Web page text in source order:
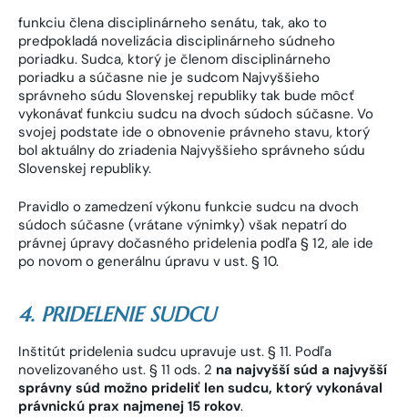
funkciu člena disciplinárneho senátu, tak, ako to
predpokladá novelizácia disciplinárneho súdneho
poriadku. Sudca, ktorý je členom disciplinárneho
poriadku a súčasne nie je sudcom Najvyššieho
správneho súdu Slovenskej republiky tak bude môcť
vykonávať funkciu sudcu na dvoch súdoch súčasne. Vo
svojej podstate ide o obnovenie právneho stavu, ktorý
bol aktuálny do zriadenia Najvyššieho správneho súdu
Slovenskej republiky.
Pravidlo o zamedzení výkonu funkcie sudcu na dvoch
súdoch súčasne (vrátane výnimky) však nepatrí do
právnej úpravy dočasného pridelenia podľa § 12, ale ide
po novom o generálnu úpravu v ust. § 10.
4. PRIDELENIE SUDCU
Inštitút pridelenia sudcu upravuje ust. § 11. Podľa
novelizovaného ust. § 11 ods. 2 na najvyšší súd a najvyšší
správny súd možno prideliť len sudcu, ktorý vykonával
právnickú prax najmenej 15 rokov.